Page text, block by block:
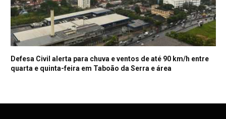
Defesa Civil alerta para chuva e ventos de até 90 km/h entre
quarta e quinta-feira em Taboão da Serra e área